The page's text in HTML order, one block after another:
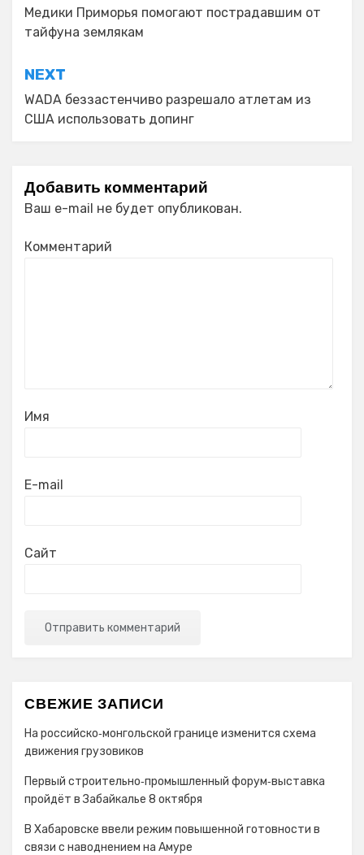
по
записям
Медики Приморья помогают пострадавшим от
тайфуна землякам
NEXT
WADA беззастенчиво разрешало атлетам из
США использовать допинг
Добавить комментарий
Ваш e-mail не будет опубликован.
Комментарий
Имя
E-mail
Сайт
СВЕЖИЕ ЗАПИСИ
На российско‑монгольской границе изменится схема
движения грузовиков
Первый строительно‑промышленный форум‑выставка
пройдёт в Забайкалье 8 октября
В Хабаровске ввели режим повышенной готовности в
связи с наводнением на Амуре